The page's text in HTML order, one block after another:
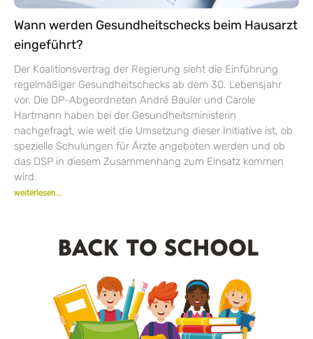
Wann werden Gesundheitschecks beim Hausarzt
eingeführt?
Der Koalitionsvertrag der Regierung sieht die Einführung
regelmäßiger Gesundheitschecks ab dem 30. Lebensjahr
vor. Die DP-Abgeordneten André Bauler und Carole
Hartmann haben bei der Gesundheitsministerin
nachgefragt, wie weit die Umsetzung dieser Initiative ist, ob
spezielle Schulungen für Ärzte angeboten werden und ob
das DSP in diesem Zusammenhang zum Einsatz kommen
wird.
weiterlesen...